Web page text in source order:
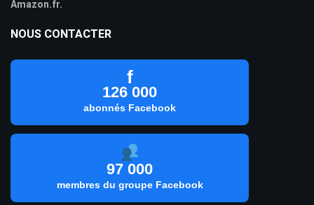
Amazon.fr.
NOUS CONTACTER
f
126 000
abonnés Facebook
97 000
membres du groupe Facebook